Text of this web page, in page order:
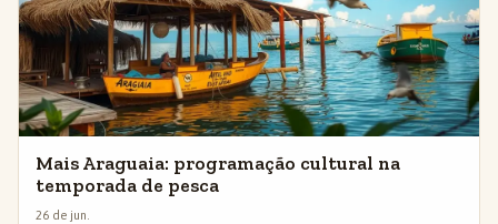
Mais Araguaia: programação cultural na
temporada de pesca
26 de jun.